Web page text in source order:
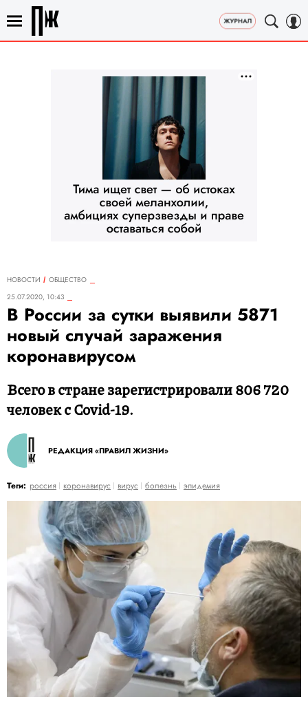
НОВОСТИ
ОБЩЕСТВО
25.07.2020, 10:43
В России за сутки выявили 5871
новый случай заражения
коронавирусом
Всего в стране зарегистрировали 806 720
человек с Covid-19.
РЕДАКЦИЯ «ПРАВИЛ ЖИЗНИ»
Теги: россия коронавирус вирус болезнь эпидемия